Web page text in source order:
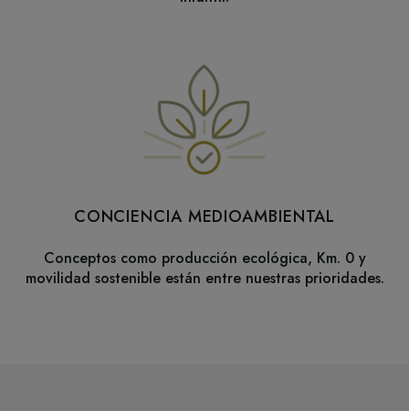
CONCIENCIA MEDIOAMBIENTAL
Conceptos como producción ecológica, Km. 0 y
movilidad sostenible están entre nuestras prioridades.